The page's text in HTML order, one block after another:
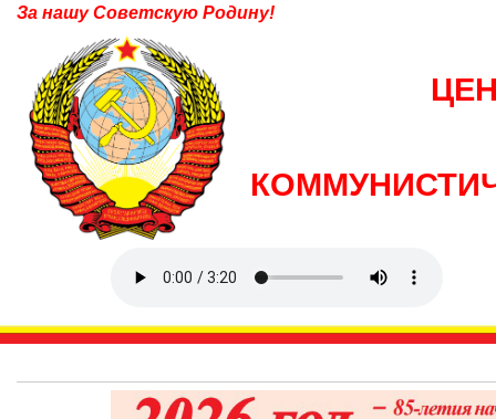
За нашу Советскую Родину!